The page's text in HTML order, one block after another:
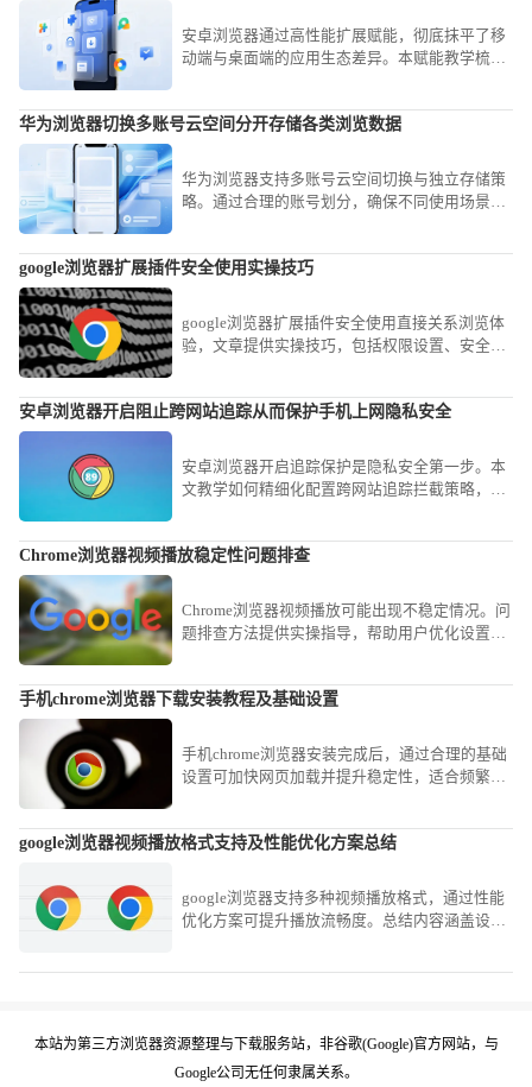
安卓浏览器通过高性能扩展赋能，彻底抹平了移
动端与桌面端的应用生态差异。本赋能教学梳理
华为浏览器切换多账号云空间分开存储各类浏览数据
华为浏览器支持多账号云空间切换与独立存储策
略。通过合理的账号划分，确保不同使用场景下
google浏览器扩展插件安全使用实操技巧
google浏览器扩展插件安全使用直接关系浏览体
验，文章提供实操技巧，包括权限设置、安全评
安卓浏览器开启阻止跨网站追踪从而保护手机上网隐私安全
安卓浏览器开启追踪保护是隐私安全第一步。本
文教学如何精细化配置跨网站追踪拦截策略，防
Chrome浏览器视频播放稳定性问题排查
Chrome浏览器视频播放可能出现不稳定情况。问
题排查方法提供实操指导，帮助用户优化设置，
手机chrome浏览器下载安装教程及基础设置
手机chrome浏览器安装完成后，通过合理的基础
设置可加快网页加载并提升稳定性，适合频繁进
google浏览器视频播放格式支持及性能优化方案总结
google浏览器支持多种视频播放格式，通过性能
优化方案可提升播放流畅度。总结内容涵盖设置
本站为第三方浏览器资源整理与下载服务站，非谷歌(Google)官方网站，与
Google公司无任何隶属关系。